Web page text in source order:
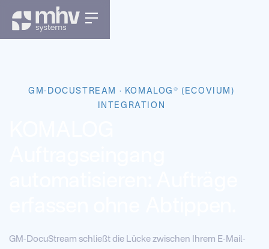
GM-DOCUSTREAM · KOMALOG® (ECOVIUM)
INTEGRATION
GM-DocuStream schließt die Lücke zwischen Ihrem E-Mail-